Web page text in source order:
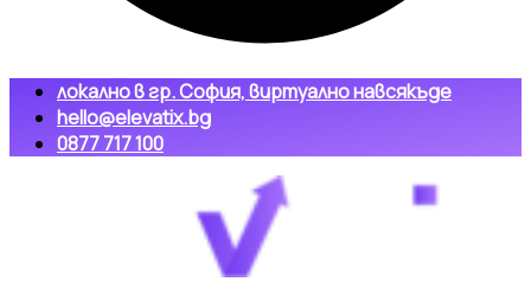
локално в гр. София, виртуално навсякъде
hello@elevatix.bg
0877 717 100